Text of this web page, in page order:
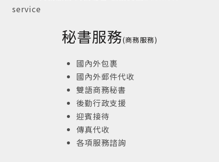
秘書服務(商務服務)
國內外包裹
國內外郵件代收
雙語商務秘書
後勤行政支援
迎賓接待
傳真代收
各項服務諮詢